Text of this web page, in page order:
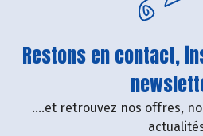
Restons en contact,
....et retrouvez nos offres,